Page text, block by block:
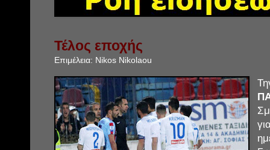
Τέλος εποχής
Επιμέλεια: Nikos Nikolaou